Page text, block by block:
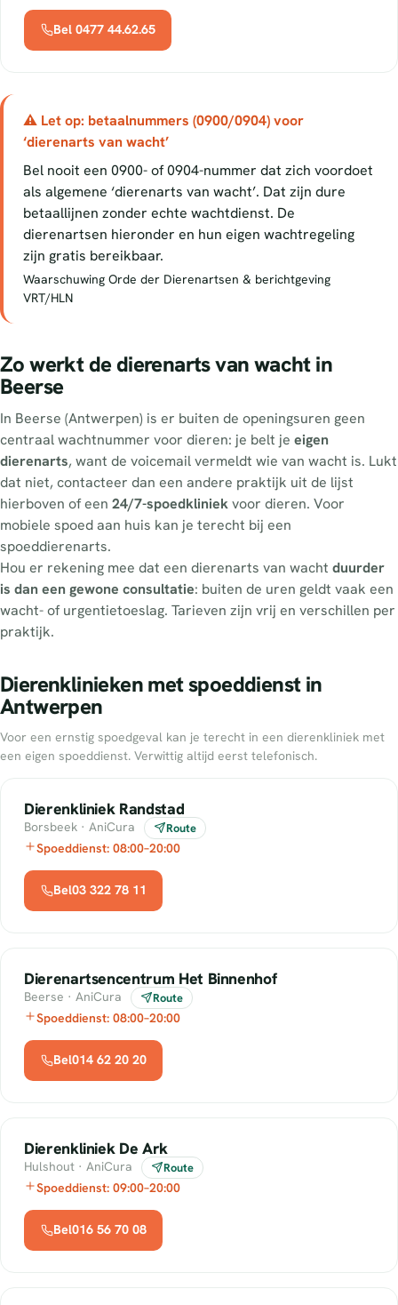
Bel 0477 44.62.65
⚠ Let op: betaalnummers (0900/0904) voor
‘dierenarts van wacht’
Bel nooit een 0900- of 0904-nummer dat zich voordoet
als algemene ‘dierenarts van wacht’. Dat zijn dure
betaallijnen zonder echte wachtdienst. De
dierenartsen hieronder en hun eigen wachtregeling
zijn gratis bereikbaar.
Waarschuwing Orde der Dierenartsen & berichtgeving
VRT/HLN
Zo werkt de dierenarts van wacht in
Beerse
In Beerse (Antwerpen) is er buiten de openingsuren geen
centraal wachtnummer voor dieren: je belt je eigen
dierenarts, want de voicemail vermeldt wie van wacht is. Lukt
dat niet, contacteer dan een andere praktijk uit de lijst
hierboven of een 24/7-spoedkliniekvoor dieren. Voor
mobiele spoed aan huis kan je terecht bij een
spoeddierenarts.
Hou er rekening mee dat een dierenarts van wacht duurder
is dan een gewone consultatie: buiten de uren geldt vaak een
wacht- of urgentietoeslag. Tarieven zijn vrij en verschillen per
praktijk.
Dierenklinieken met spoeddienst in
Antwerpen
Voor een ernstig spoedgeval kan je terecht in een dierenkliniek met
een eigen spoeddienst. Verwittig altijd eerst telefonisch.
Dierenkliniek Randstad
Borsbeek · AniCura Route
Spoeddienst: 08:00–20:00
Bel03 322 78 11
Dierenartsencentrum Het Binnenhof
Beerse · AniCura Route
Spoeddienst: 08:00–20:00
Bel014 62 20 20
Dierenkliniek De Ark
Hulshout · AniCura Route
Spoeddienst: 09:00–20:00
Bel016 56 70 08